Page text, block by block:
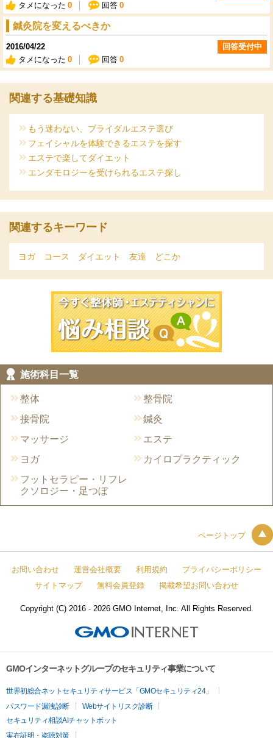
タメになった 0 回答 0
鍼灸院を変えるべきか
2016/04/22
タメになった 0 回答 0
回答受付中
関連する基礎知識
もう迷わない、ブライダルエステ選び
フェイシャルを体験できるエステを探す
エステで楽してダイエット
エンダモロジーを受けられるエステ探し
関連するキーワード
ヨガ コース ダイエット 友達 どこか
施術科目一覧
整体
整骨院
接骨院
鍼灸
マッサージ
エステ
ヨガ
カイロプラクティック
フットセラピー・リフレ
クソロジー・足つぼ
ページトップ
お問い合わせ 運営会社概要 利用規約
プライバシーポリシー
サイトマップ
無料会員登録 掲載希望お問い合わせ
Copyright (C) 2016 - 2026 GMO Internet, Inc. All Rights Reserved.
GMOインターネットグループのセキュリティ事業について
世界初総合ネットセキュリティサービス「GMOセキュリティ24」
パスワード漏洩診断
Webサイトリスク診断
セキュリティ相談AIチャットボット
実在証明・盗聴対策